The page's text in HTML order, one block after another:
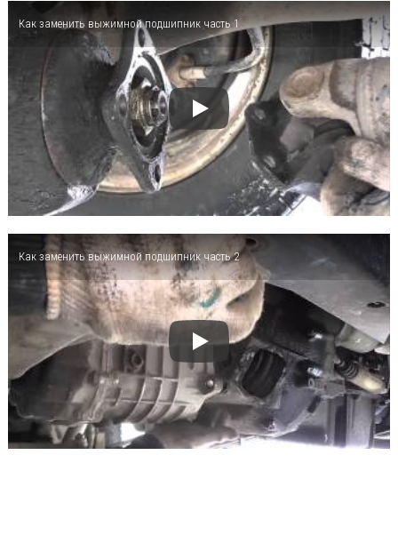
Как заменить выжимной подшипник часть 1
Как заменить выжимной подшипник часть 2